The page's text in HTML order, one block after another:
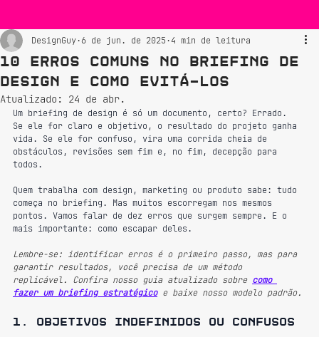
10 erros comuns no briefing de
design e como evitá-los
DesignGuy 6 de jun. de 2025 4 min de leitura
Atualizado: 24 de abr.
Um briefing de design é só um documento, certo? Errado.
Se ele for claro e objetivo, o resultado do projeto ganha
vida. Se ele for confuso, vira uma corrida cheia de
obstáculos, revisões sem fim e, no fim, decepção para
todos.
Quem trabalha com design, marketing ou produto sabe: tudo
começa no briefing. Mas muitos escorregam nos mesmos
pontos. Vamos falar de dez erros que surgem sempre. E o
mais importante: como escapar deles.
Lembre-se: identificar erros é o primeiro passo, mas para
garantir resultados, você precisa de um método
replicável. Confira nosso guia atualizado sobre como
fazer um briefing estratégico e baixe nosso modelo padrão.
1. Objetivos indefinidos ou confusos